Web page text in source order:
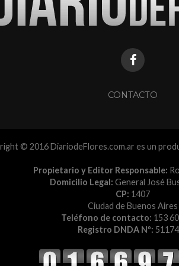
CONTACTO
© 2016 DiariodeFlores.com.ar es un
Propietario y Editor Responsable:
Domicilio Legal: General José
CP: 1407
Ciudad de Buenos Aires
Teléfono de contacto: 153
Registro DNDA Nº: